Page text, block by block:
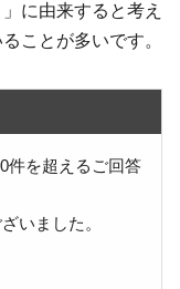
に由来すると考え
ことが多いです。
件を超えるご回答
いました。